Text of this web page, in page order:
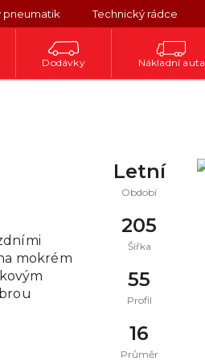
pneumatik Technický rádce
Dodávky Nákladní auta
mokrém
Letní
Období
205
Šířka
55
Profil
16
Průměr